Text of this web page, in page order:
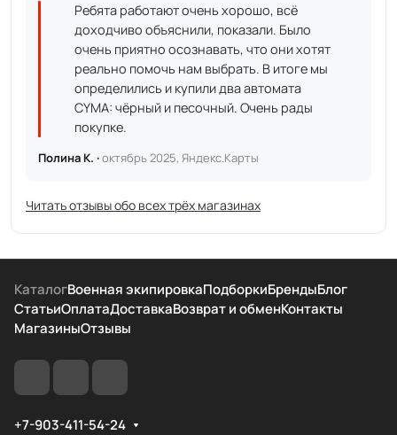
Ребята работают очень хорошо, всё
доходчиво объяснили, показали. Было
очень приятно осознавать, что они хотят
реально помочь нам выбрать. В итоге мы
определились и купили два автомата
CYMA: чёрный и песочный. Очень рады
покупке.
Полина К. ·октябрь 2025, Яндекс.Карты
Читать отзывы обо всех трёх магазинах
КаталогВоенная экипировкаПодборкиБрендыБлог
СтатьиОплатаДоставкаВозврат и обменКонтакты
МагазиныОтзывы
+7-903-411-54-24